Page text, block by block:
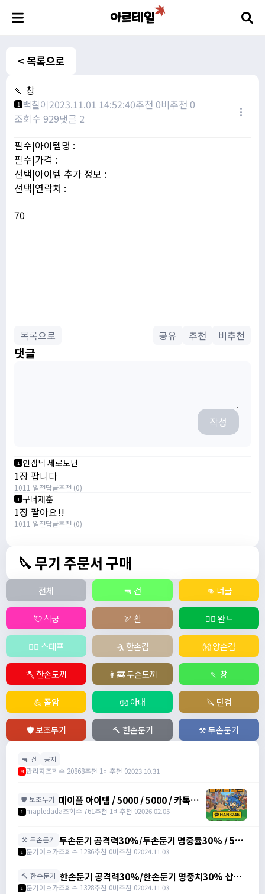
< 목록으로
🍡 창
1 백칠이2023.11.01 14:52:40추천 0비추천 0
조회수 929댓글 2
필수|아이템명 :
필수|가격 :
선택|아이템 추가 정보 :
선택|연락처 :
70
목록으로 공유 추천 비추천
댓글
작성
1 인겜닉 세로토닌
1장 팝니다
1011 일전답글추천 (0)
1 구너재훈
1장 팔아요!!
1011 일전답글추천 (0)
🔪 무기 주문서 구매
전체 🔫 건 👊 너클
💘 석궁 🏹 활 🧙‍♀️ 완드
🧚‍♂️ 스테프 🤺 한손검 👐 양손검
🪓 한손도끼 👩‍🚒 두손도끼 🍡 창
💪 폴암 🧤 아대 🔪 단검
🛡️ 보조무기 🔨 한손둔기 ⚒️ 두손둔기
🔫 건 공지
M 관리자조회수 20868추천 1비추천 02023.10.31
🛡️ 보조무기 메이플 아이템 / 5000 / 5000 / 카톡
han8246
1 mapledada조회수 761추천 1비추천 02026.02.05
⚒️ 두손둔기 두손둔기 공격력30%/두손둔기 명중률30% / 500
만/200만 /
1 둔기애호가조회수 1286추천 0비추천 02024.11.03
🔨 한손둔기 한손둔기 공격력30%/한손둔기 명중치30% 삽니
다 / 300만/200만 /
1 둔기애호가조회수 1328추천 0비추천 02024.11.03